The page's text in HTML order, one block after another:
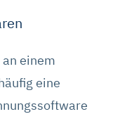
einem
eine